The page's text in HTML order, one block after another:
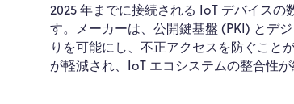
2025 年までに接続される IoT デバイス
す。メーカーは、公開鍵基盤 (PKI) とデ
りを可能にし、不正アクセスを防ぐこと
が軽減され、IoT エコシステムの整合性が